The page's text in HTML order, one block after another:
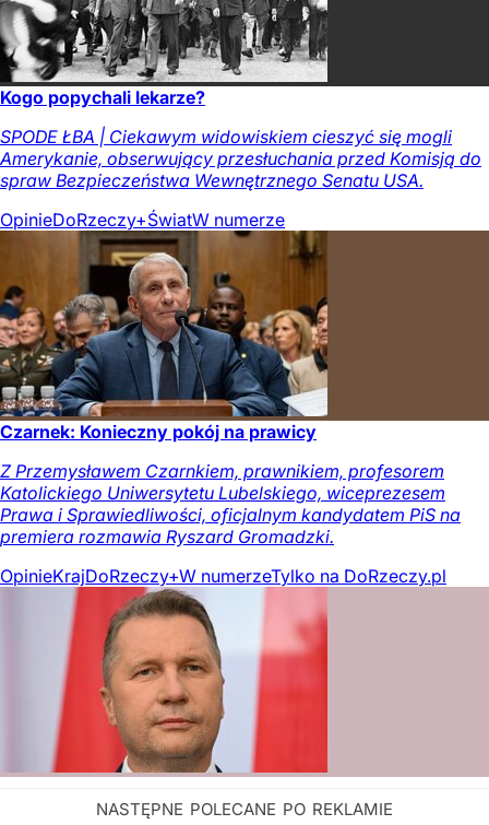
Kogo popychali lekarze?
SPODE ŁBA | Ciekawym widowiskiem cieszyć się mogli
Amerykanie, obserwujący przesłuchania przed Komisją do
spraw Bezpieczeństwa Wewnętrznego Senatu USA.
OpinieDoRzeczy+ŚwiatW numerze
Czarnek: Konieczny pokój na prawicy
Z Przemysławem Czarnkiem, prawnikiem, profesorem
Katolickiego Uniwersytetu Lubelskiego, wiceprezesem
Prawa i Sprawiedliwości, oficjalnym kandydatem PiS na
premiera rozmawia Ryszard Gromadzki.
OpinieKrajDoRzeczy+W numerzeTylko na DoRzeczy.pl